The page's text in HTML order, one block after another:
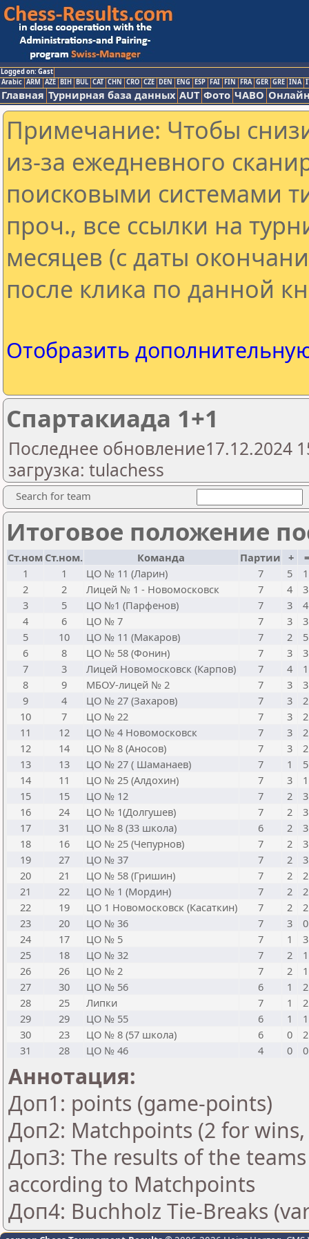
Logged on: Gast
Arabic ARM AZE BIH BUL CAT CHN CRO CZE DEN ENG ESP FAI FIN FRA GER GRE INA
Главная Турнирная база данных AUT Фото ЧАВО
Примечание: Чтобы
из-за ежедневного
поисковыми системами
проч., все ссылки на
месяцев (с даты
после клика по данной
Отобразить
Спартакиада 1+1
Последнее обновление17.12.2024
загрузка: tulachess
Search for team
Итоговое положение
Ст.ном Ст.ном. Команда Партии +
1
1 ЦО № 11 (Ларин) 7 5
1
2
2 Лицей № 1 - Новомосковск 7 4
3
3
5 ЦО №1 (Парфенов) 7 3
4
4
6 ЦО № 7 7 3
3
5
10 ЦО № 11 (Макаров) 7 2
5
6
8 ЦО № 58 (Фонин) 7 3
3
7
3 Лицей Новомосковск (Карпов) 7 4
1
8
9 МБОУ-лицей № 2 7 3
3
9
4 ЦО № 27 (Захаров) 7 3
2
10
7 ЦО № 22 7 3
2
11
12 ЦО № 4 Новомосковск 7 3
2
12
14 ЦО № 8 (Аносов) 7 3
2
13
13 ЦО № 27 ( Шаманаев) 7 1
5
14
11 ЦО № 25 (Алдохин) 7 3
1
15
15 ЦО № 12 7 2
3
16
24 ЦО № 1(Долгушев) 7 2
3
17
31 ЦО № 8 (33 школа) 6 2
3
18
16 ЦО № 25 (Чепурнов) 7 2
3
19
27 ЦО № 37 7 2
3
20
21 ЦО № 58 (Гришин) 7 2
2
21
22 ЦО № 1 (Мордин) 7 2
2
22
19 ЦО 1 Новомосковск (Касаткин) 7 2
2
23
20 ЦО № 36 7 3
0
24
17 ЦО № 5 7 1
3
25
18 ЦО № 32 7 2
1
26
26 ЦО № 2 7 2
1
27
30 ЦО № 56 6 1
2
28
25 Липки 7 1
2
29
29 ЦО № 55 6 1
1
30
23 ЦО № 8 (57 школа) 6 0
2
31
28 ЦО № 46 4 0 0
Аннотация:
Доп1: points (game-points)
Доп2: Matchpoints (2 for
Доп3: The results of the
according to Matchpoints
Доп4: Buchholz Tie-Breaks